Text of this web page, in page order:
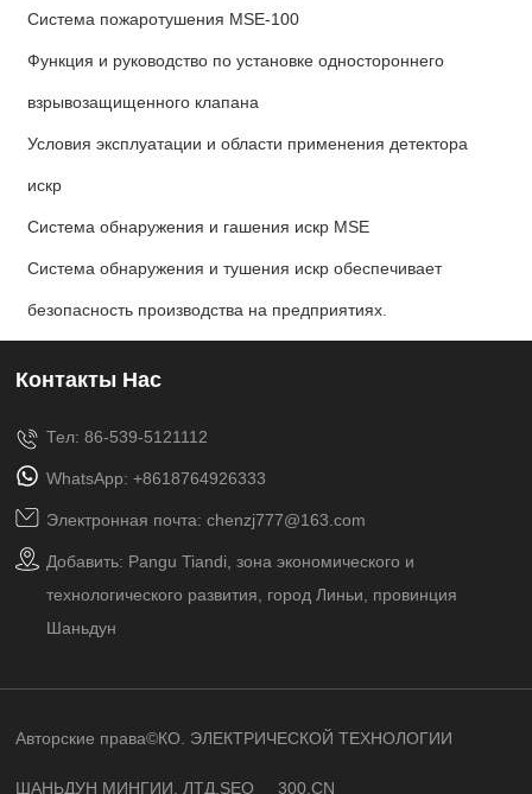
Система пожаротушения MSE-100
Функция и руководство по установке одностороннего
взрывозащищенного клапана
Условия эксплуатации и области применения детектора
искр
Система обнаружения и гашения искр MSE
Система обнаружения и тушения искр обеспечивает
безопасность производства на предприятиях.
Контакты Нас
Тел: 86-539-5121112
WhatsApp: +8618764926333
Электронная почта: chenzj777@163.com
Добавить: Pangu Tiandi, зона экономического и
технологического развития, город Линьи, провинция
Шаньдун
Авторские права©КО. ЭЛЕКТРИЧЕСКОЙ ТЕХНОЛОГИИ
ШАНЬДУН МИНГИИ, ЛТД. SEO 300.CN